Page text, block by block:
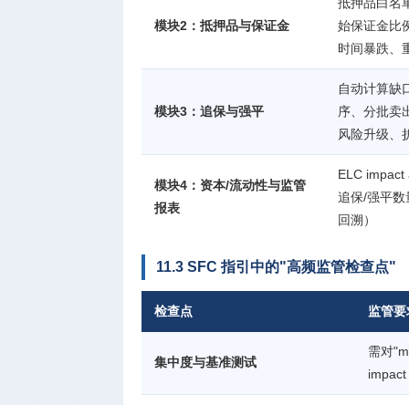
模块2：抵押品与保证金
始保证金比
时间暴跌、
模块3：追保与强平
自动计算缺
序、分批卖
风险升级、
模块4：资本/流动性与监管
报表
ELC impact
追保/强平数
回溯）
11.3 SFC 指引中的"高频监管检查点"
检查点 监管要
集中度与基准测试
需对